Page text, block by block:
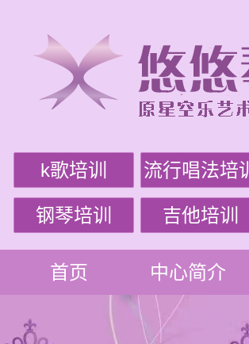
k歌培训 流行唱法培训
钢琴培训 吉他培训
首页 中心简介